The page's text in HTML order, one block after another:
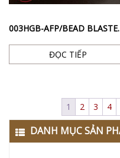
DANH MỤC SẢN
003HGB-AFP/BEAD
ĐỌC TIẾP
1 2 3 4